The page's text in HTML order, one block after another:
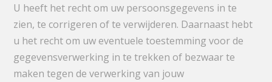
U heeft het recht om uw persoonsgegevens in te
zien, te corrigeren of te verwijderen. Daarnaast hebt
u het recht om uw eventuele toestemming voor de
gegevensverwerking in te trekken of bezwaar te
maken tegen de verwerking van jouw